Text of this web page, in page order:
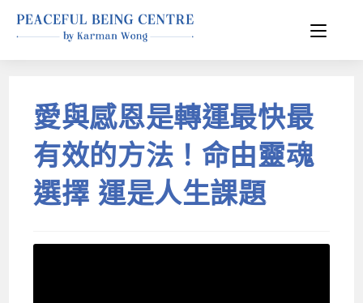
愛與感恩是轉運最快最
有效的方法！命由靈魂
選擇 運是人生課題